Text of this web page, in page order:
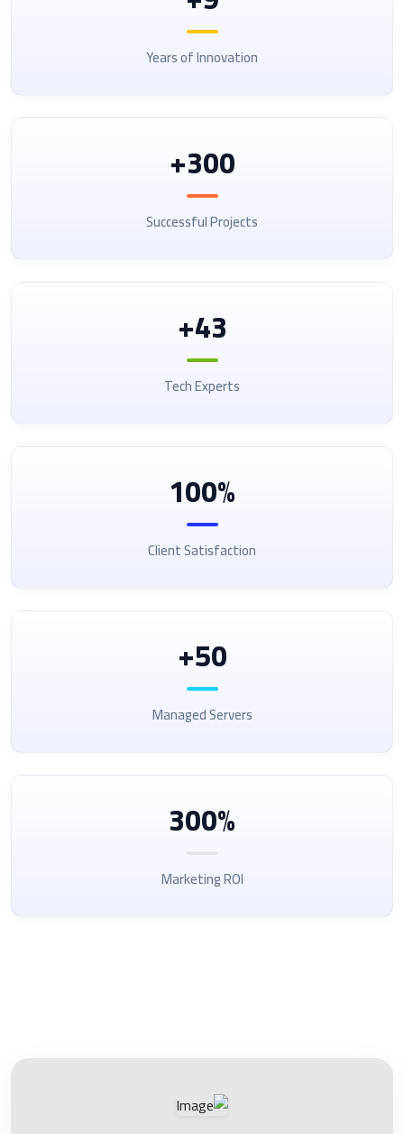
Years of Innovation
300+
Successful Projects
43+
Tech Experts
100%
Client Satisfaction
50+
Managed Servers
300%
Marketing ROI